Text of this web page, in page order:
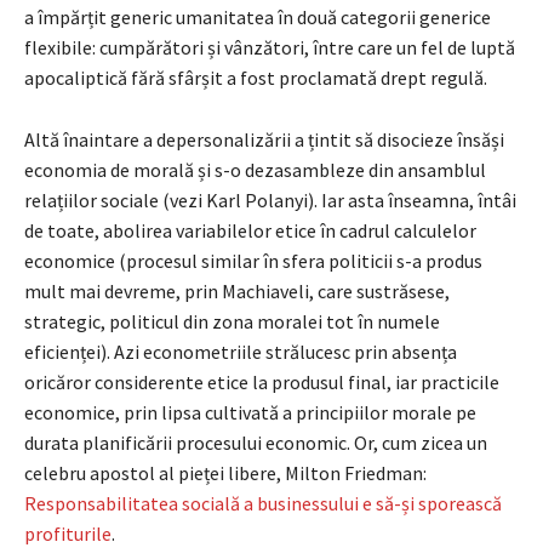
a împărțit generic umanitatea în două categorii generice
flexibile: cumpărători și vânzători, între care un fel de luptă
apocaliptică fără sfârșit a fost proclamată drept regulă.
Altă înaintare a depersonalizării a țintit să disocieze însăși
economia de morală și s-o dezasambleze din ansamblul
relațiilor sociale (vezi Karl Polanyi). Iar asta înseamna, întâi
de toate, abolirea variabilelor etice în cadrul calculelor
economice (procesul similar în sfera politicii s-a produs
mult mai devreme, prin Machiaveli, care sustrăsese,
strategic, politicul din zona moralei tot în numele
eficienței). Azi econometriile strălucesc prin absența
oricăror considerente etice la produsul final, iar practicile
economice, prin lipsa cultivată a principiilor morale pe
durata planificării procesului economic. Or, cum zicea un
celebru apostol al pieței libere, Milton Friedman:
Responsabilitatea socială a businessului e să-și sporească
profiturile.